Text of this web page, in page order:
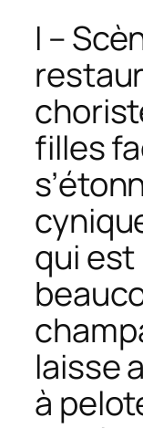
I –
filles
qui est
laisse
à